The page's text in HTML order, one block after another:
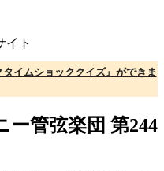
イト
イムショッククイズ』ができま
管弦楽団 第244